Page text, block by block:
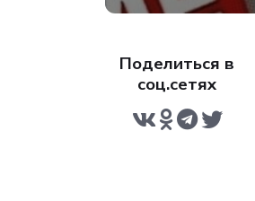
Поделиться в
соц.сетях